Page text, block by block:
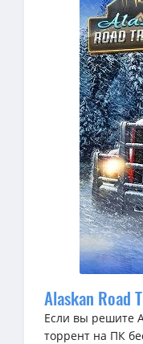
Alaskan Road
Если вы решите
торрент на ПК